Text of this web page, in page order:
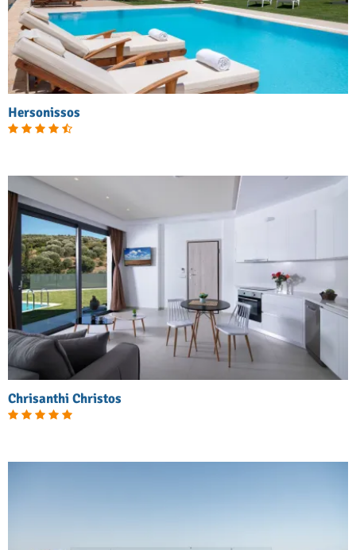
Hersonissos
Chrisanthi Christos